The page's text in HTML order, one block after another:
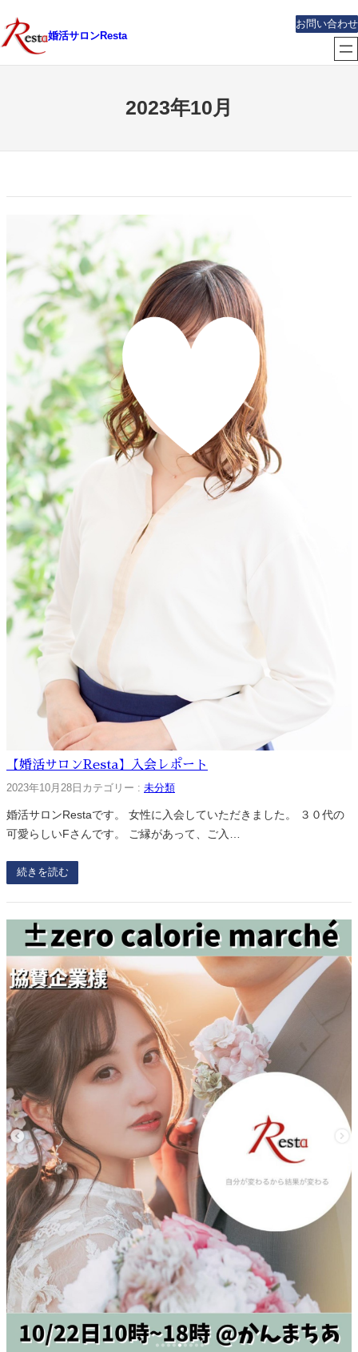
内
容
婚活サロンResta
お問い合わせ
2023年10月
【婚活サロンResta】入会レポート
2023年10月28日 カテゴリー : 未分類
婚活サロンRestaです。 女性に入会していただきました。 ３０代の
可愛らしいFさんです。 ご縁があって、ご入…
続きを読む